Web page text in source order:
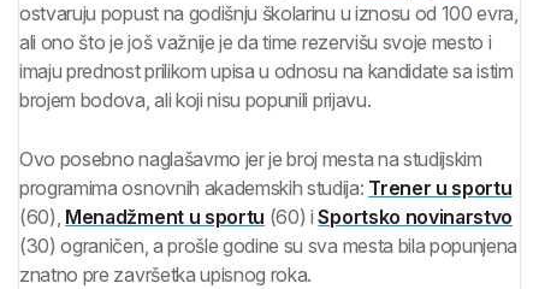
ostvaruju popust na godišnju školarinu u iznosu od 100 evra,
ali ono što je još važnije je da time rezervišu svoje mesto i
imaju prednost prilikom upisa u odnosu na kandidate sa istim
brojem bodova, ali koji nisu popunili prijavu.
Ovo posebno naglašavmo jer je broj mesta na studijskim
programima osnovnih akademskih studija: Trener u sportu
(60), Menadžment u sportu (60) iSportsko novinarstvo
(30) ograničen, a prošle godine su sva mesta bila popunjena
znatno pre završetka upisnog roka.